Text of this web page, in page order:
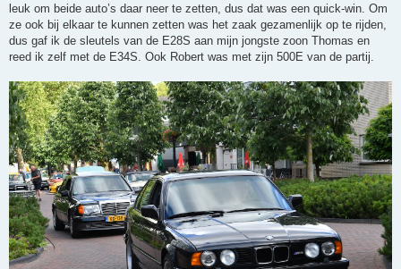
leuk om beide auto’s daar neer te zetten, dus dat was een quick-win. Om
ze ook bij elkaar te kunnen zetten was het zaak gezamenlijk op te rijden,
dus gaf ik de sleutels van de E28S aan mijn jongste zoon Thomas en
reed ik zelf met de E34S. Ook Robert was met zijn 500E van de partij.